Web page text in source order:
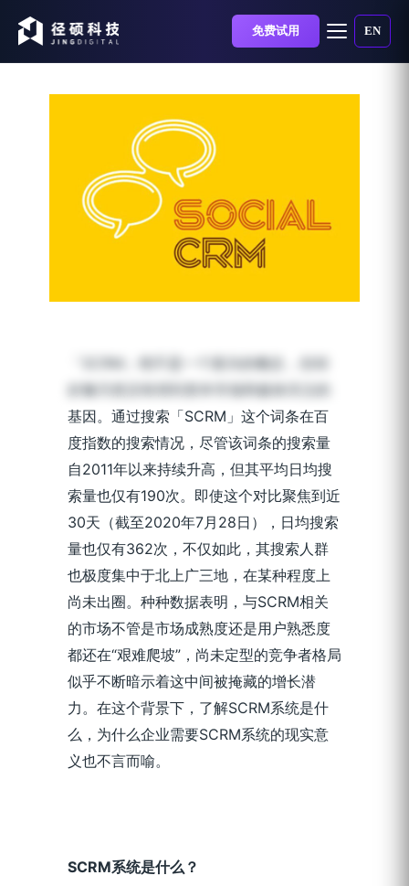
免费试用 EN
么企业需要SCRM系统？
发布时间：2020-07-31 | 阅读时长：5 分钟
「SCRM」绝不是一个新兴的概念，但却
好像天然没有得到资本市场和媒体关注的
基因。通过搜索「SCRM」这个词条在百
度指数的搜索情况，尽管该词条的搜索量
自2011年以来持续升高，但其平均日均搜
索量也仅有190次。即使这个对比聚焦到近
30天（截至2020年7月28日），日均搜索
量也仅有362次，不仅如此，其搜索人群
也极度集中于北上广三地，在某种程度上
尚未出圈。种种数据表明，与SCRM相关
的市场不管是市场成熟度还是用户熟悉度
都还在“艰难爬坡”，尚未定型的竞争者格局
似乎不断暗示着这中间被掩藏的增长潜
力。在这个背景下，了解SCRM系统是什
么，为什么企业需要SCRM系统的现实意
义也不言而喻。
SCRM系统是什么？